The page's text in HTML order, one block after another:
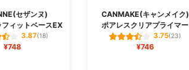
セザンヌ)
ィットベースEX
3.87(18)
¥748
CANMAKE(キャンメイク)
ポアレスクリアプライマー
3.75(23)
¥746